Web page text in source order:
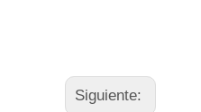
Siguiente: